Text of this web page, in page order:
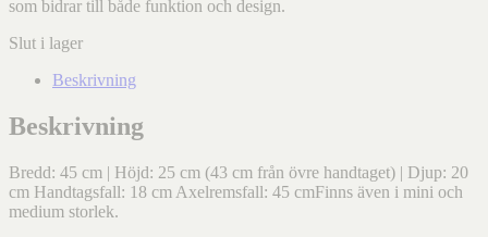
som bidrar till både funktion och design.
Slut i lager
Beskrivning
Beskrivning
Bredd: 45 cm | Höjd: 25 cm (43 cm från övre handtaget) | Djup: 20
cm Handtagsfall: 18 cm Axelremsfall: 45 cmFinns även i mini och
medium storlek.